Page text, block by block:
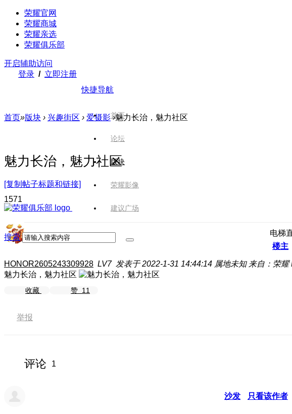
荣耀官网
荣耀商城
荣耀亲选
荣耀俱乐部
开启辅助访问
登录 / 立即注册
快捷导航
首页
论坛
版块
荣耀影像
建议广场
搜索
首页»版块 › 兴趣街区 › 爱摄影 ›魅力长治，魅力社区
魅力长治，魅力社区
[复制帖子标题和链接]
1571
电梯
楼主
HONOR2605243309928 LV7 发表于 2022-1-31 14:44:14 属地未知 来自：荣耀
魅力长治，魅力社区
收藏 赞 11
举报
评论 1
沙发 只看该作者